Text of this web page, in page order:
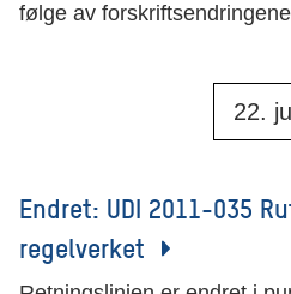
følge av
22.
Endret: UDI 2011-035
regelverket